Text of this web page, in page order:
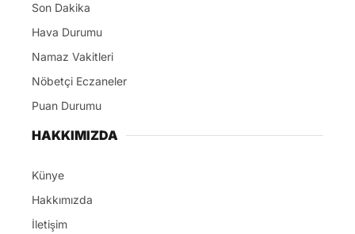
Son Dakika
Hava Durumu
Namaz Vakitleri
Nöbetçi Eczaneler
Puan Durumu
HAKKIMIZDA
Künye
Hakkımızda
İletişim